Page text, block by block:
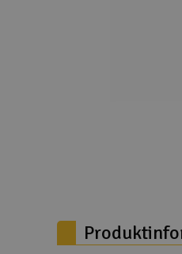
Helikopter